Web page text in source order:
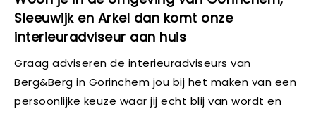
Sleeuwijk en Arkel dan komt onze
interieuradviseur aan huis
Graag adviseren de interieuradviseurs van
Berg&Berg in Gorinchem jou bij het maken van een
persoonlijke keuze waar jij echt blij van wordt en